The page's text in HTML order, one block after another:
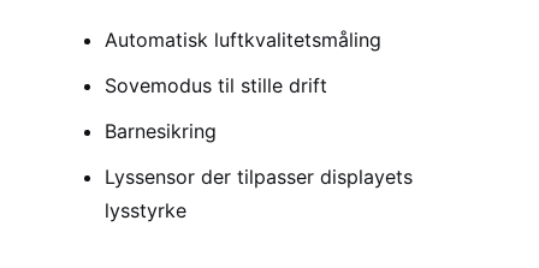
Automatisk luftkvalitetsmåling
Sovemodus til stille drift
Barnesikring
Lyssensor der tilpasser displayets
lysstyrke